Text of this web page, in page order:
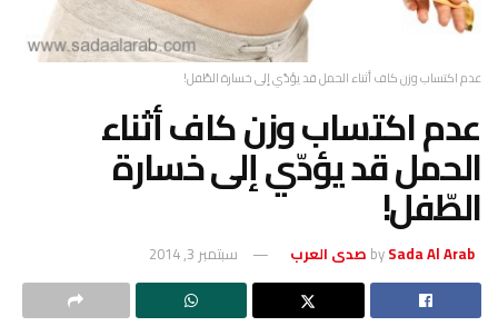
عدم اكتساب وزن كاف أثناء الحمل قد يؤدّي إلى خسارة الطّفل!
عدم اكتساب وزن كاف أثناء
الحمل قد يؤدّي إلى خسارة
الطّفل!
bySada Al Arab صدى العرب سبتمبر 3, 2014